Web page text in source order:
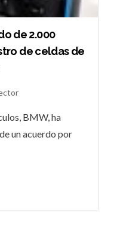
de 2.000
de celdas de
BMW, ha
un acuerdo por